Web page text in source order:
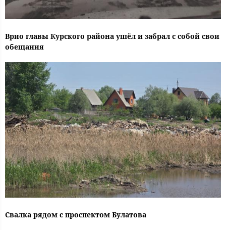
Врио главы Курского района ушёл и забрал с собой свои
обещания
Свалка рядом с проспектом Булатова